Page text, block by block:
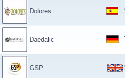
Dolores
Daedalic
GSP